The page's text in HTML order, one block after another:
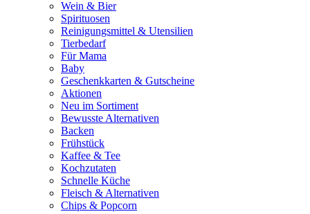
Wein & Bier
Spirituosen
Reinigungsmittel & Utensilien
Tierbedarf
Für Mama
Baby
Geschenkkarten & Gutscheine
Aktionen
Neu im Sortiment
Bewusste Alternativen
Backen
Frühstück
Kaffee & Tee
Kochzutaten
Schnelle Küche
Fleisch & Alternativen
Chips & Popcorn